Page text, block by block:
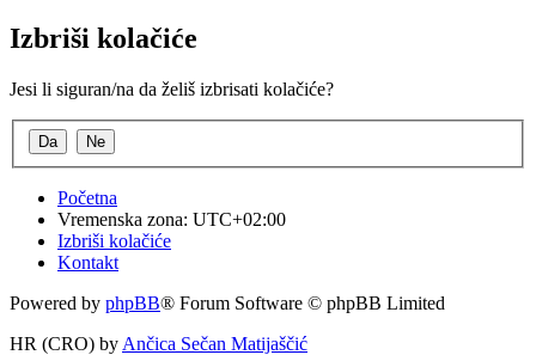
Izbriši kolačiće
Jesi li siguran/na da želiš izbrisati kolačiće?
Početna
Vremenska zona: UTC+02:00
Izbriši kolačiće
Kontakt
Powered by phpBB® Forum Software © phpBB Limited
HR (CRO) by Ančica Sečan Matijaščić